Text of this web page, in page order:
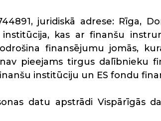
juridiskā adrese: Rīga,
kas ar finanšu
finansējumu jomās,
pieejams tirgus dalībnieku
institūciju un ES fondu
datu apstrādi Vispārīgās